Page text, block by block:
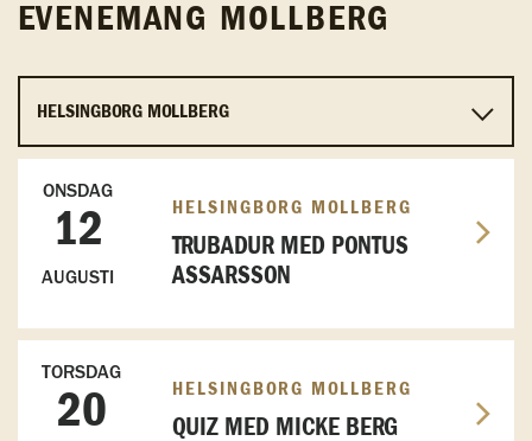
EVENEMANG MOLLBERG
ONSDAG
12
AUGUSTI
HELSINGBORG MOLLBERG
TRUBADUR MED PONTUS
ASSARSSON
TORSDAG
20 HELSINGBORG MOLLBERG
QUIZ MED MICKE BERG